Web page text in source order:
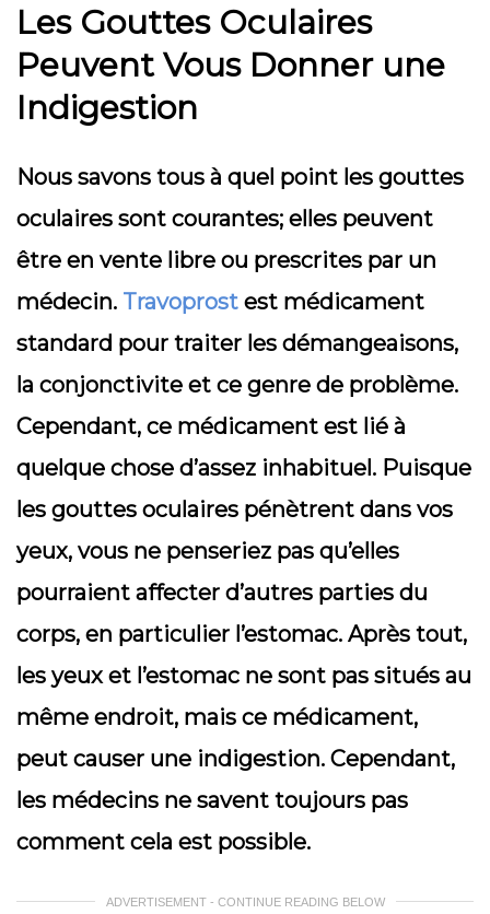
Les Gouttes Oculaires
Peuvent Vous Donner une
Indigestion
Nous savons tous à quel point les gouttes
oculaires sont courantes; elles peuvent
être en vente libre ou prescrites par un
médecin. Travoprost est médicament
standard pour traiter les démangeaisons,
la conjonctivite et ce genre de problème.
Cependant, ce médicament est lié à
quelque chose d’assez inhabituel. Puisque
les gouttes oculaires pénètrent dans vos
yeux, vous ne penseriez pas qu’elles
pourraient affecter d’autres parties du
corps, en particulier l’estomac. Après tout,
les yeux et l’estomac ne sont pas situés au
même endroit, mais ce médicament,
peut causer une indigestion. Cependant,
les médecins ne savent toujours pas
comment cela est possible.
ADVERTISEMENT - CONTINUE READING BELOW